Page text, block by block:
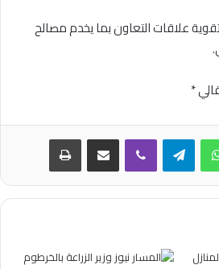
علاقات التعاون بما يخدم مصالح
*
واتساب تيلقرام ڤايبر مشاركة عبر البريد طباعة